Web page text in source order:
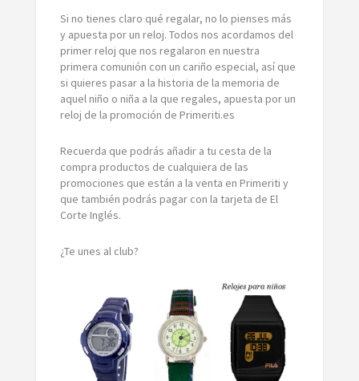
Si no tienes claro qué regalar, no lo pienses más
y apuesta por un reloj. Todos nos acordamos del
primer reloj que nos regalaron en nuestra
primera comunión con un cariño especial, así que
si quieres pasar a la historia de la memoria de
aquel niño o niña a la que regales, apuesta por un
reloj de la promoción de Primeriti.es
Recuerda que podrás añadir a tu cesta de la
compra productos de cualquiera de las
promociones que están a la venta en Primeriti y
que también podrás pagar con la tarjeta de El
Corte Inglés.
¿Te unes al club?